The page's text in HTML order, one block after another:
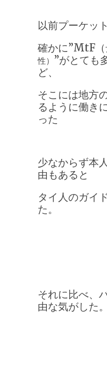
以前プーケッ
確かに”MtF（
性） ”がとても
ど、
そこには地方
るように働き
った
少なからず本
由もあると
タイ人のガイ
た。
それに比べ、
由な気がした。